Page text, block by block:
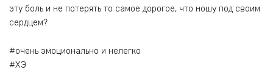
эту боль и не потерять то самое дорогое, что ношу под своим
сердцем?
#очень эмоционально и нелегко
#ХЭ